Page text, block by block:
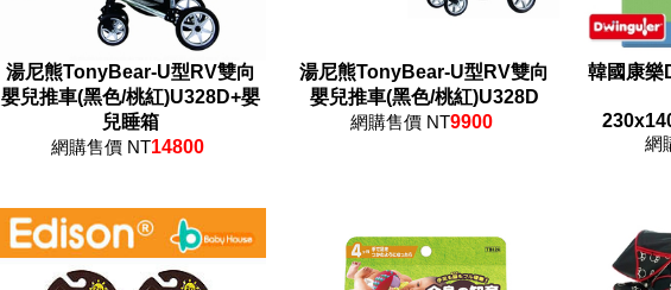
湯尼熊TonyBear-U型RV雙向
嬰兒推車(黑色/桃紅)U328D+嬰
兒睡箱
網購售價 NT14800
湯尼熊TonyBear-U型RV雙向
嬰兒推車(黑色/桃紅)U328D
網購售價 NT9900
韓國康樂
網